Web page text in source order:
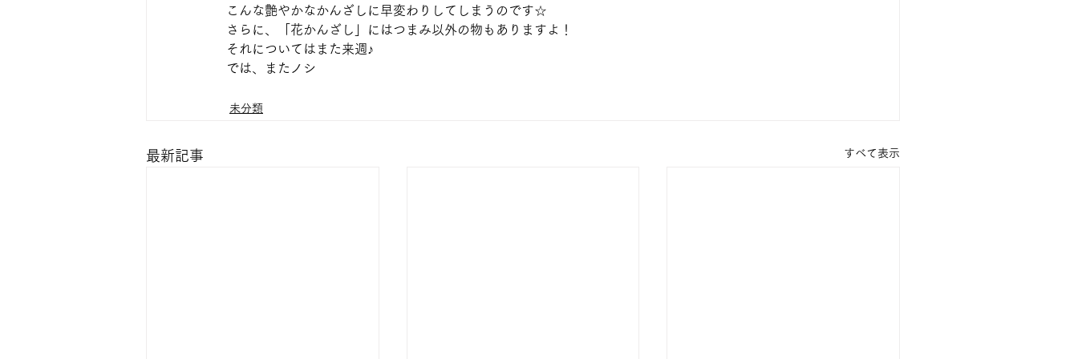
こんな艶やかなかんざしに早変わりしてしまうのです☆
さらに、「花かんざし」にはつまみ以外の物もありますよ！
それについてはまた来週♪
では、またノシ
未分類
最新記事 すべて表示